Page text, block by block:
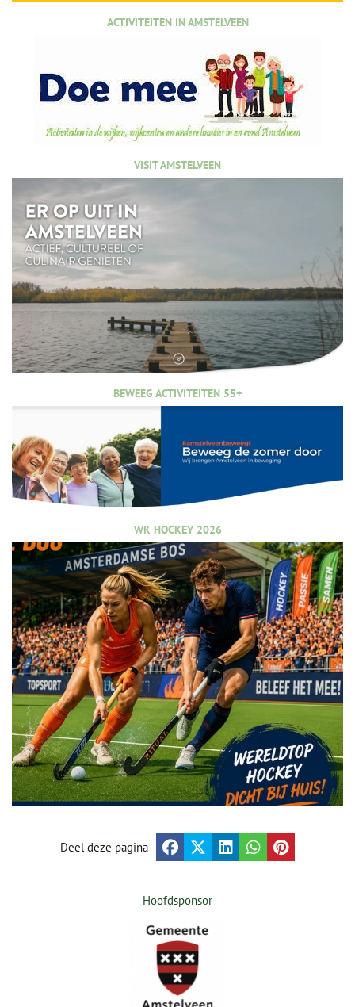
ACTIVITEITEN IN AMSTELVEEN
VISIT AMSTELVEEN
BEWEEG ACTIVITEITEN 55+
WK HOCKEY 2026
Deel deze pagina
Hoofdsponsor